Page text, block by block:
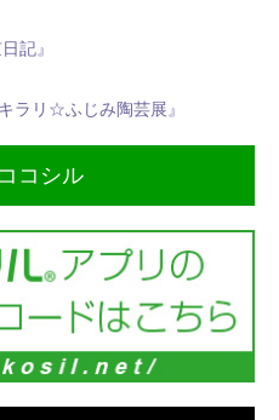
記』
リ☆ふじみ陶芸展』
コシル